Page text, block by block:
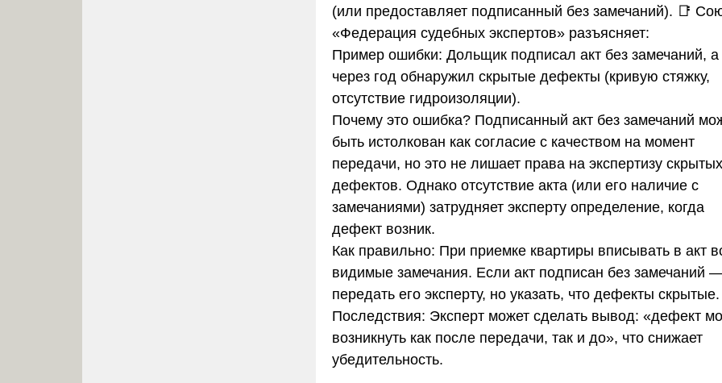
(или предоставляет подписанный без замечаний). 📑
«Федерация судебных экспертов» разъясняет:
Пример ошибки: Дольщик подписал акт без замечаний, а
через год обнаружил скрытые дефекты (кривую стяжку,
отсутствие гидроизоляции).
Почему это ошибка? Подписанный акт без замечаний
быть истолкован как согласие с качеством на момент
передачи, но это не лишает права на экспертизу скрытых
дефектов. Однако отсутствие акта (или его наличие с
замечаниями) затрудняет эксперту определение, когда
дефект возник.
Как правильно: При приемке квартиры вписывать в акт
видимые замечания. Если акт подписан без замечаний
передать его эксперту, но указать, что дефекты скрытые.
Последствия: Эксперт может сделать вывод: «дефект
возникнуть как после передачи, так и до», что снижает
убедительность.